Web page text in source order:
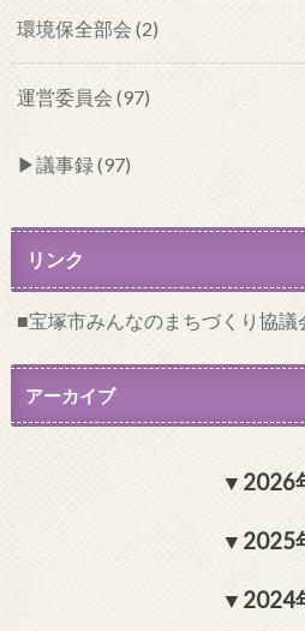
環境保全部会 (2)
運営委員会 (97)
議事録 (97)
リンク
宝塚市みんなのまちづくり協議
アーカイブ
2026
2025
2024